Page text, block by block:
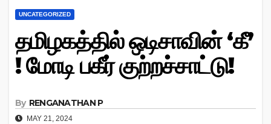
UNCATEGORIZED
தமிழகத்தில் ஒடிசாவின் ‘கீ’
! மோடி பகீர் குற்றச்சாட்டு!
By RENGANATHAN P
MAY 21, 2024